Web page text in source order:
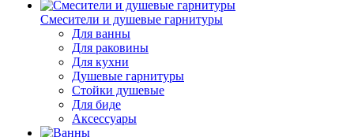
Смесители и душевые гарнитуры
Для ванны
Для раковины
Для кухни
Душевые гарнитуры
Стойки душевые
Для биде
Аксессуары